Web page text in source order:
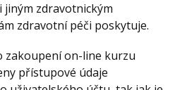
zdravotnickým
zdravotní péči poskytuje.
zakoupení on-line kurzu
přístupové údaje